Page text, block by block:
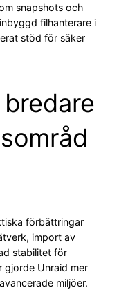
snapshots och
filhanterare i
stöd för säker
bredare
förbättringar
import av
stabilitet för
gjorde Unraid mer
miljöer.